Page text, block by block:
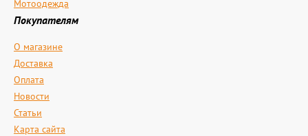
Мотоодежда
Покупателям
О магазине
Доставка
Оплата
Новости
Статьи
Карта сайта